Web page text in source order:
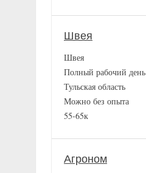
Швея
Швея
Полный рабочий день
Тульская область
Можно без опыта
55-65к
Агроном